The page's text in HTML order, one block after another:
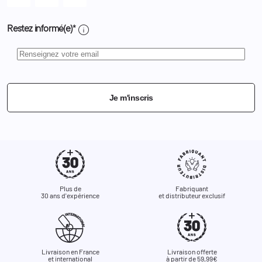
Restez informé(e)* info
Je m'inscris
Plus de
30 ans d'expérience
Fabriquant
et distributeur exclusif
Livraison en France
et international
Livraison offerte
à partir de 59,99€